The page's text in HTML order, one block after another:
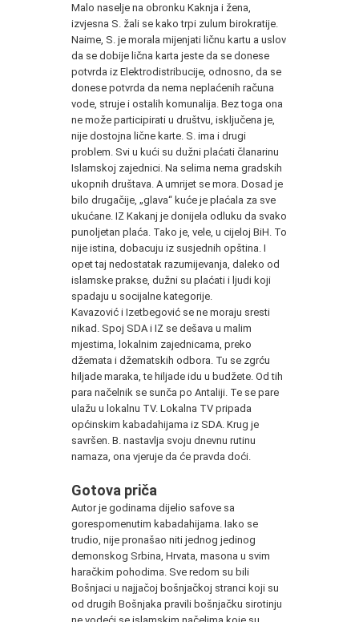
Malo naselje na obronku Kaknja i žena,
izvjesna S. žali se kako trpi zulum birokratije.
Naime, S. je morala mijenjati ličnu kartu a uslov
da se dobije lična karta jeste da se donese
potvrda iz Elektrodistribucije, odnosno, da se
donese potvrda da nema neplaćenih računa
vode, struje i ostalih komunalija. Bez toga ona
ne može participirati u društvu, isključena je,
nije dostojna lične karte. S. ima i drugi
problem. Svi u kući su dužni plaćati članarinu
Islamskoj zajednici. Na selima nema gradskih
ukopnih društava. A umrijet se mora. Dosad je
bilo drugačije, „glava“ kuće je plaćala za sve
ukućane. IZ Kakanj je donijela odluku da svako
punoljetan plaća. Tako je, vele, u cijeloj BiH. To
nije istina, dobacuju iz susjednih opština. I
opet taj nedostatak razumijevanja, daleko od
islamske prakse, dužni su plaćati i ljudi koji
spadaju u socijalne kategorije.
Kavazović i Izetbegović se ne moraju sresti
nikad. Spoj SDA i IZ se dešava u malim
mjestima, lokalnim zajednicama, preko
džemata i džematskih odbora. Tu se zgrću
hiljade maraka, te hiljade idu u budžete. Od tih
para načelnik se sunča po Antaliji. Te se pare
ulažu u lokalnu TV. Lokalna TV pripada
općinskim kabadahijama iz SDA. Krug je
savršen. B. nastavlja svoju dnevnu rutinu
namaza, ona vjeruje da će pravda doći.
Gotova priča
Autor je godinama dijelio safove sa
gorespomenutim kabadahijama. Iako se
trudio, nije pronašao niti jednog jedinog
demonskog Srbina, Hrvata, masona u svim
haračkim pohodima. Sve redom su bili
Bošnjaci u najjačoj bošnjačkoj stranci koji su
od drugih Bošnjaka pravili bošnjačku sirotinju